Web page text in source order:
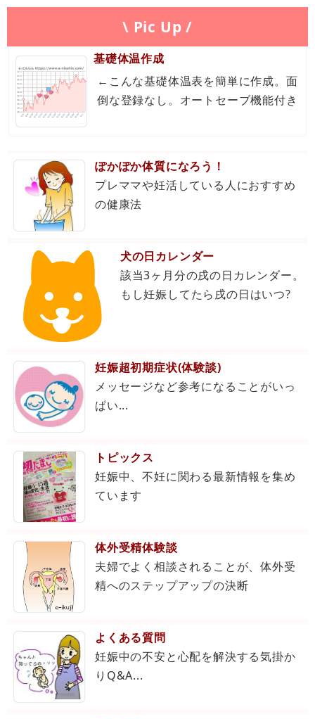
\ Pic Up /
基礎体温作成
←こんな基礎体温表を簡単に作成。面
倒な登録なし。オートセーブ機能付き
ぽかぽか体質になろう！
プレママや妊活している人におすすめ
の健康法
犬の日カレンダー
該当3ヶ月分の戌の日カレンダー。
もし妊娠してたら戌の日はいつ?
妊娠超初期症状(体験談)
メッセージなど参考になることがいっ
ぱい...
トピックス
妊娠中、不妊に関わる最新情報を集め
ています
体外受精体験談
夫婦でよく相談されることが、体外受
精へのステップアップの決断
よくある質問
妊娠中の不安と心配を解決する気掛か
りQ&A...